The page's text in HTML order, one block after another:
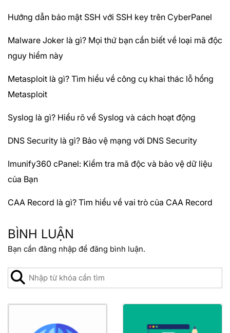
Hướng dẫn bảo mật SSH với SSH key trên CyberPanel
Malware Joker là gì? Mọi thứ bạn cần biết về loại mã độc
nguy hiểm này
Metasploit là gì? Tìm hiểu về công cụ khai thác lỗ hổng
Metasploit
Syslog là gì? Hiểu rõ về Syslog và cách hoạt động
DNS Security là gì? Bảo vệ mạng với DNS Security
Imunify360 cPanel: Kiểm tra mã độc và bảo vệ dữ liệu
của Bạn
CAA Record là gì? Tìm hiểu về vai trò của CAA Record
BÌNH LUẬN
Bạn cần đăng nhập để đăng bình luận.